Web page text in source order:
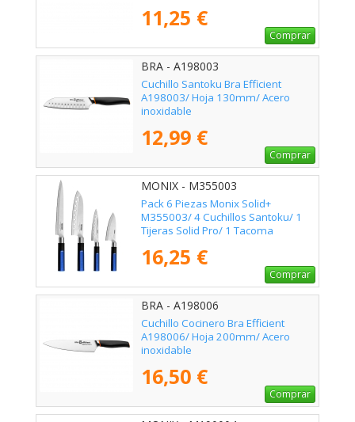
11,25 €
Comprar
BRA - A198003
Cuchillo Santoku Bra Efficient
A198003/ Hoja 130mm/ Acero
inoxidable
12,99 €
Comprar
MONIX - M355003
Pack 6 Piezas Monix Solid+
M355003/ 4 Cuchillos Santoku/ 1
Tijeras Solid Pro/ 1 Tacoma
16,25 €
Comprar
BRA - A198006
Cuchillo Cocinero Bra Efficient
A198006/ Hoja 200mm/ Acero
inoxidable
16,50 €
Comprar